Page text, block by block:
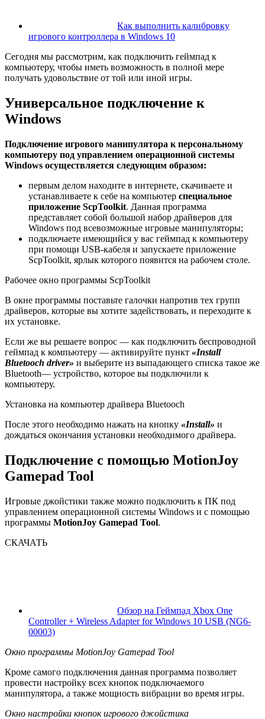
Как выполнить калибровку
игрового контроллера в Windows 10
Сегодня мы рассмотрим, как подключить геймпад к
компьютеру, чтобы иметь возможность в полной мере
получать удовольствие от той или иной игры.
Универсальное подключение к
Windows
Подключение игрового манипулятора к персональному
компьютеру под управлением операционной системы
Windows осуществляется следующим образом:
первым делом находите в интернете, скачиваете и
устанавливаете к себе на компьютер специальное
приложение ScpToolkit. Данная программа
представляет собой большой набор драйверов для
Windows под всевозможные игровые манипуляторы;
подключаете имеющийся у вас геймпад к компьютеру
при помощи USB-кабеля и запускаете приложение
ScpToolkit, ярлык которого появится на рабочем столе.
Рабочее окно программы ScpToolkit
В окне программы поставьте галочки напротив тех групп
драйверов, которые вы хотите задействовать, и переходите к
их установке.
Если же вы решаете вопрос — как подключить беспроводной
геймпад к компьютеру — активируйте пункт «Install
Bluetooch driver» и выберите из выпадающего списка такое же
Bluetooth— устройство, которое вы подключили к
компьютеру.
Установка на компьютер драйвера Bluetooch
После этого необходимо нажать на кнопку «Install» и
дождаться окончания установки необходимого драйвера.
Подключение с помощью MotionJoy
Gamepad Tool
Игровые джойстики также можно подключить к ПК под
управлением операционной системы Windows и с помощью
программы MotionJoy Gamepad Tool.
СКАЧАТЬ
Обзор на Геймпад Xbox One
Controller + Wireless Adapter for Windows 10 USB (NG6-
00003)
Окно программы MotionJoy Gamepad Tool
Кроме самого подключения данная программа позволяет
провести настройку всех кнопок подключаемого
манипулятора, а также мощность вибрации во время игры.
Окно настройки кнопок игрового джойстика